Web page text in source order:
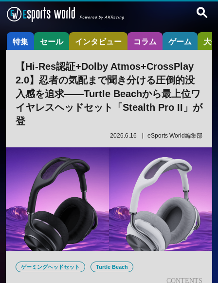
特集 セール インタビュー コラム ゲーム 大
【Hi-Res認証+Dolby Atmos+CrossPlay
2.0】忍者の気配まで聞き分ける圧倒的没
入感を追求――Turtle Beachから最上位ワ
イヤレスヘッドセット「Stealth Pro II」が
登
2026.6.16 eSports World編集部
ゲーミングヘッドセット Turtle Beach